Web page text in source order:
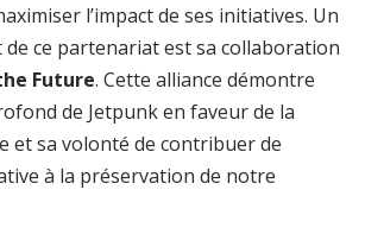
l’impact de ses initiatives. Un
de ce partenariat est sa collaboration
Future. Cette alliance démontre
de Jetpunk en faveur de la
et sa volonté de contribuer de
à la préservation de notre